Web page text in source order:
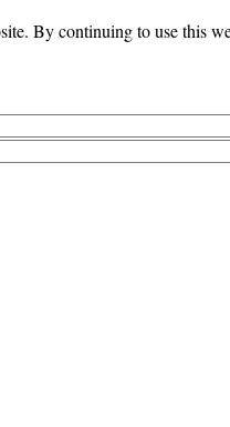
By continuing to use this